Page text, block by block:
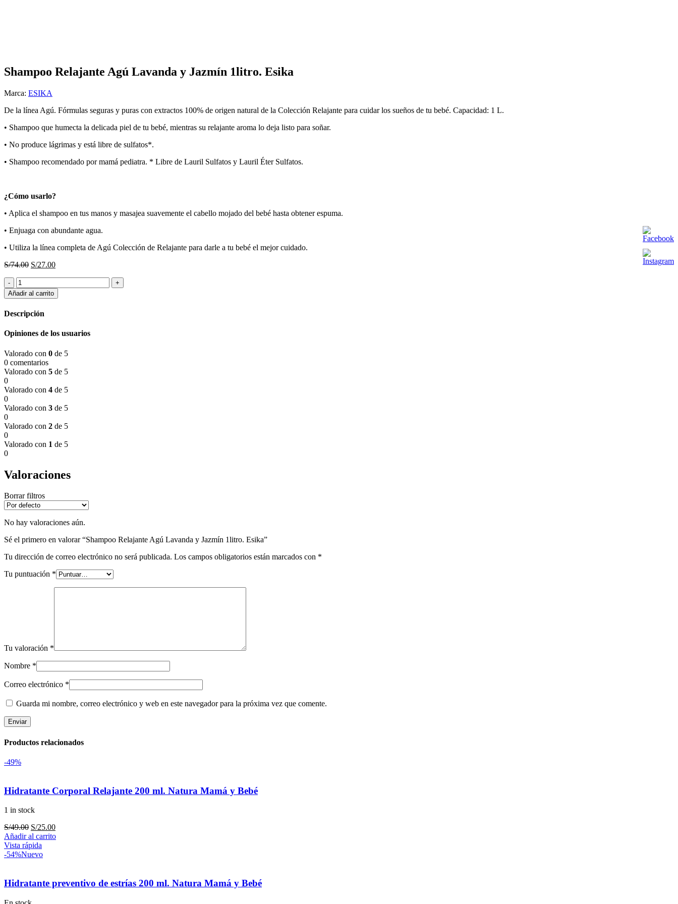
Shampoo Relajante Agú Lavanda y Jazmín 1litro. Esika
Marca: ESIKA
De la línea Agú. Fórmulas seguras y puras con extractos 100% de origen natural de la Colección Relajante para cuidar los sueños de tu bebé. Capacidad: 1 L.
• Shampoo que humecta la delicada piel de tu bebé, mientras su relajante aroma lo deja listo para soñar.
• No produce lágrimas y está libre de sulfatos*.
• Shampoo recomendado por mamá pediatra. * Libre de Lauril Sulfatos y Lauril Éter Sulfatos.
¿Cómo usarlo?
• Aplica el shampoo en tus manos y masajea suavemente el cabello mojado del bebé hasta obtener espuma.
• Enjuaga con abundante agua.
• Utiliza la línea completa de Agú Colección de Relajante para darle a tu bebé el mejor cuidado.
S/74.00 El
era:
S/74.00.
S/27.00El
es:
S/27.00.
Shampoo
Relajante
Agú
Lavanda
y
1litro.
cantidad
Añadir al carrito
Descripción
Opiniones de los usuarios
Valorado con 0 de 5
0 comentarios
Valorado con 5 de 5
0
Valorado con 4 de 5
0
Valorado con 3 de 5
0
Valorado con 2 de 5
0
Valorado con 1 de 5
0
Valoraciones
Borrar filtros
No hay valoraciones aún.
Sé el primero en valorar “Shampoo Relajante Agú Lavanda y Jazmín 1litro. Esika”
Tu dirección de correo electrónico no será publicada. Los campos obligatorios están marcados con *
Tu puntuación *
Tu valoración *
Nombre *
Correo electrónico *
Guarda mi nombre, correo electrónico y web en este navegador para la próxima vez que comente.
Productos relacionados
-49%
Hidratante Corporal Relajante 200 ml. Natura Mamá y Bebé
1 in stock
S/49.00 El
precio
original
era:
S/25.00El
precio
Añadir al carrito
Vista rápida
-54%Nuevo
Hidratante preventivo de estrías 200 ml. Natura Mamá y Bebé